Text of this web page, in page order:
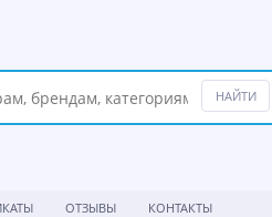
ОТЗЫВЫ КОНТАКТЫ